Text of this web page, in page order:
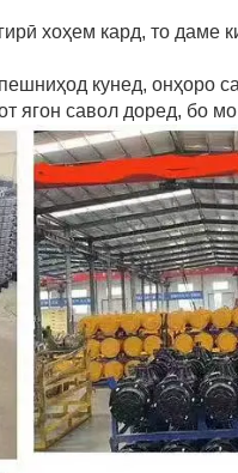
хоҳем кард, то даме
кунед, онҳоро
ягон савол доред, бо мо